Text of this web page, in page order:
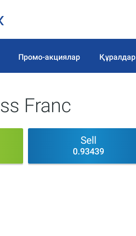
Промо-акциялар Құралдар
Franc
Sell
0.93439